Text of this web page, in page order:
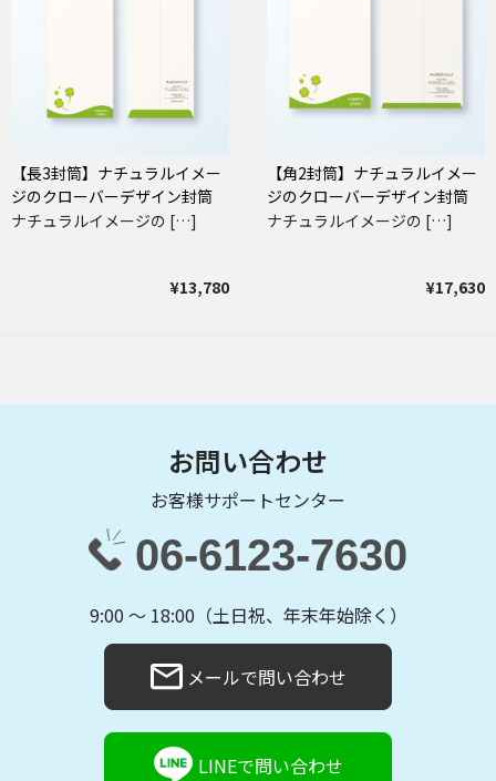
【長3封筒】ナチュラルイメー
ジのクローバーデザイン封筒
ナチュラルイメージの […]
¥13,780
【角2封筒】ナチュラルイメー
ジのクローバーデザイン封筒
ナチュラルイメージの […]
¥17,630
お問い合わせ
お客様サポートセンター
06-6123-7630
9:00 〜 18:00（土日祝、年末年始除く）
メールで問い合わせ
LINEで問い合わせ